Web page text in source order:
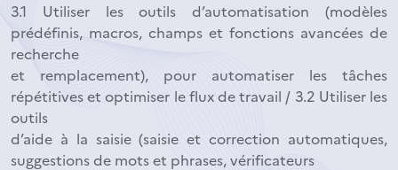
3.1 Utiliser les outils d’automatisation (modèles
prédéfinis, macros, champs et fonctions avancées de
recherche
et remplacement), pour automatiser les tâches
répétitives et optimiser le flux de travail / 3.2 Utiliser les
outils
d’aide à la saisie (saisie et correction automatiques,
suggestions de mots et phrases, vérificateurs